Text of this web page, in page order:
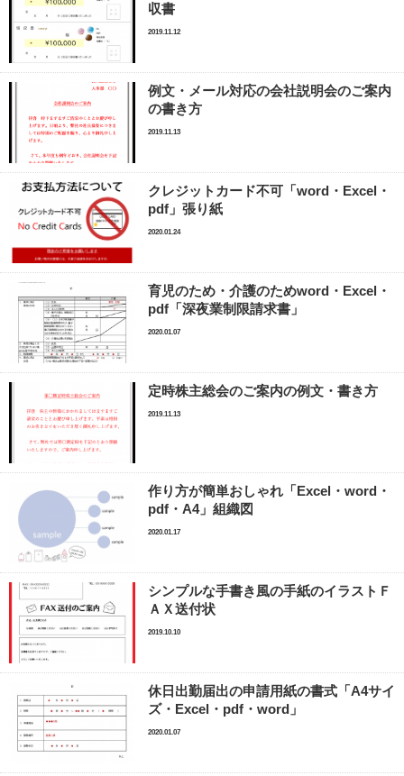
収書
2019.11.12
例文・メール対応の会社説明会のご案内
の書き方
2019.11.13
クレジットカード不可「word・Excel・
pdf」張り紙
2020.01.24
育児のため・介護のためword・Excel・
pdf「深夜業制限請求書」
2020.01.07
定時株主総会のご案内の例文・書き方
2019.11.13
作り方が簡単おしゃれ「Excel・word・
pdf・A4」組織図
2020.01.17
シンプルな手書き風の手紙のイラストＦ
ＡＸ送付状
2019.10.10
休日出勤届出の申請用紙の書式「A4サイ
ズ・Excel・pdf・word」
2020.01.07